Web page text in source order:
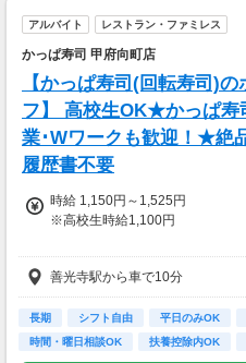
アルバイト レストラン・ファミレス
かっぱ寿司 甲府向町店
【かっぱ寿司(回転寿司)
フ】 高校生OK★かっぱ寿
業･Wワークも歓迎！★
履歴書不要
時給 1,150円～1,525円
※高校生時給1,100円
土日祝は時給70円UP！
22時以降は時給さらにUP！※18
み
★平日時給1,438円/土日祝時給
善光寺駅から車で10分
長期 シフト自由 平日のみOK
時間・曜日相談OK
扶養控除内OK